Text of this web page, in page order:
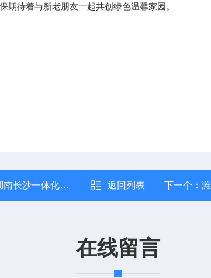
期待着与新老朋友一起共创绿色温馨家园。
化污水处理设备 返回列表 下一个：潍
在线留言